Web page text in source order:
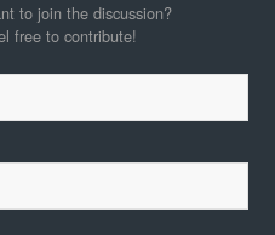
to join the discussion?
free to contribute!